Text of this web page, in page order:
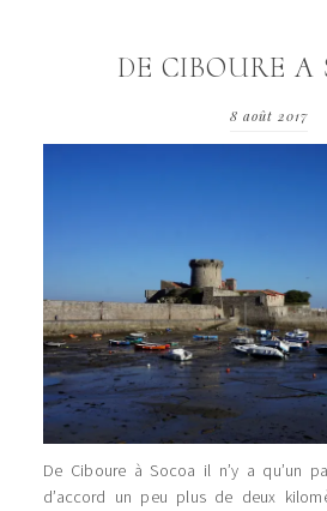
DE CIBOURE A
8 août 2017
De Ciboure à Socoa il n’y a qu’un
d’accord un peu plus de deux